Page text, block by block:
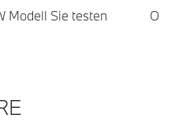
Modell Sie testen